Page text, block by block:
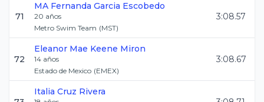
71
MA Fernanda Garcia Escobedo
20 años
Metro Swim Team (MST)
3:08.57
72
Eleanor Mae Keene Miron
14 años
Estado de Mexico (EMEX)
3:08.67
Italia Cruz Rivera